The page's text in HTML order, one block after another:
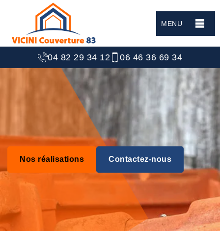
MENU
04 82 29 34 12 06 46 36 69 34
Nos réalisations Contactez-nous